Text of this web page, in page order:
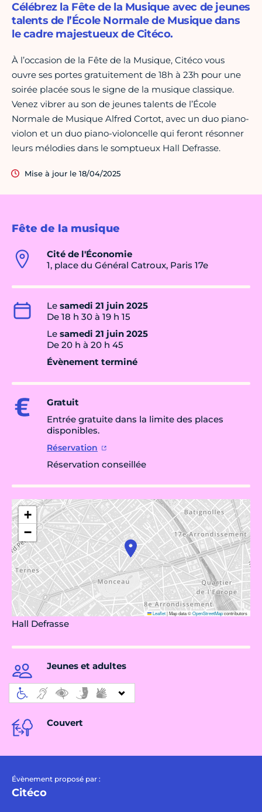
Fête de la musique
Cité de l'Économie
1, place du Général Catroux, Paris 17e
Le samedi 21 juin 2025
De 18 h 30 à 19 h 15
Le samedi 21 juin 2025
De 20 h à 20 h 45
Évènement terminé
Gratuit
Entrée gratuite dans la limite des places
disponibles.
Réservation
Réservation conseillée
+
−
Leaflet|Map data ©OpenStreetMapcontributors
Hall Defrasse
Jeunes et adultes
Couvert
Évènement proposé par :
Citéco
Célébrez la Fête de la Musique avec de jeunes
talents de l’École Normale de Musique dans
le cadre majestueux de Citéco.
À l’occasion de la Fête de la Musique, Citéco vous
ouvre ses portes gratuitement de 18h à 23h pour une
soirée placée sous le signe de la musique classique.
Venez vibrer au son de jeunes talents de l’École
Normale de Musique Alfred Cortot, avec un duo piano-
violon et un duo piano-violoncelle qui feront résonner
leurs mélodies dans le somptueux Hall Defrasse.
Mise à jour le 18/04/2025